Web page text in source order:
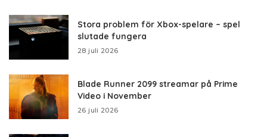
Stora problem för Xbox-spelare – spel
slutade fungera
28 juli 2026
Blade Runner 2099 streamar på Prime
Video i November
26 juli 2026